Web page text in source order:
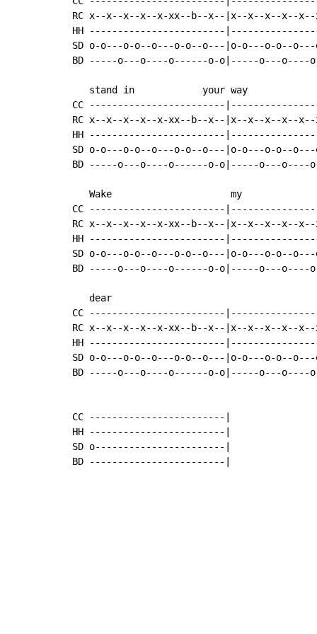
RC x--x--x--x--x-xx--b--x--|x--x--x--x--x--
HH ------------------------
SD o-o---o-o--o---o-o--o---|o-o---o-o--o---
BD -----o---o----o------o-o|-----o---o----
   stand in            your way
CC ------------------------
RC x--x--x--x--x-xx--b--x--|x--x--x--x--x--
HH ------------------------
SD o-o---o-o--o---o-o--o---|o-o---o-o--o---
BD -----o---o----o------o-o|-----o---o----
   Wake                     my
CC ------------------------
RC x--x--x--x--x-xx--b--x--|x--x--x--x--x--
HH ------------------------
SD o-o---o-o--o---o-o--o---|o-o---o-o--o---
BD -----o---o----o------o-o|-----o---o----
   dear
CC ------------------------
RC x--x--x--x--x-xx--b--x--|x--x--x--x--x--
HH ------------------------
SD o-o---o-o--o---o-o--o---|o-o---o-o--o---
BD -----o---o----o------o-o|-----o---o----
CC ------------------------|
HH ------------------------|
SD o-----------------------|
BD ------------------------|